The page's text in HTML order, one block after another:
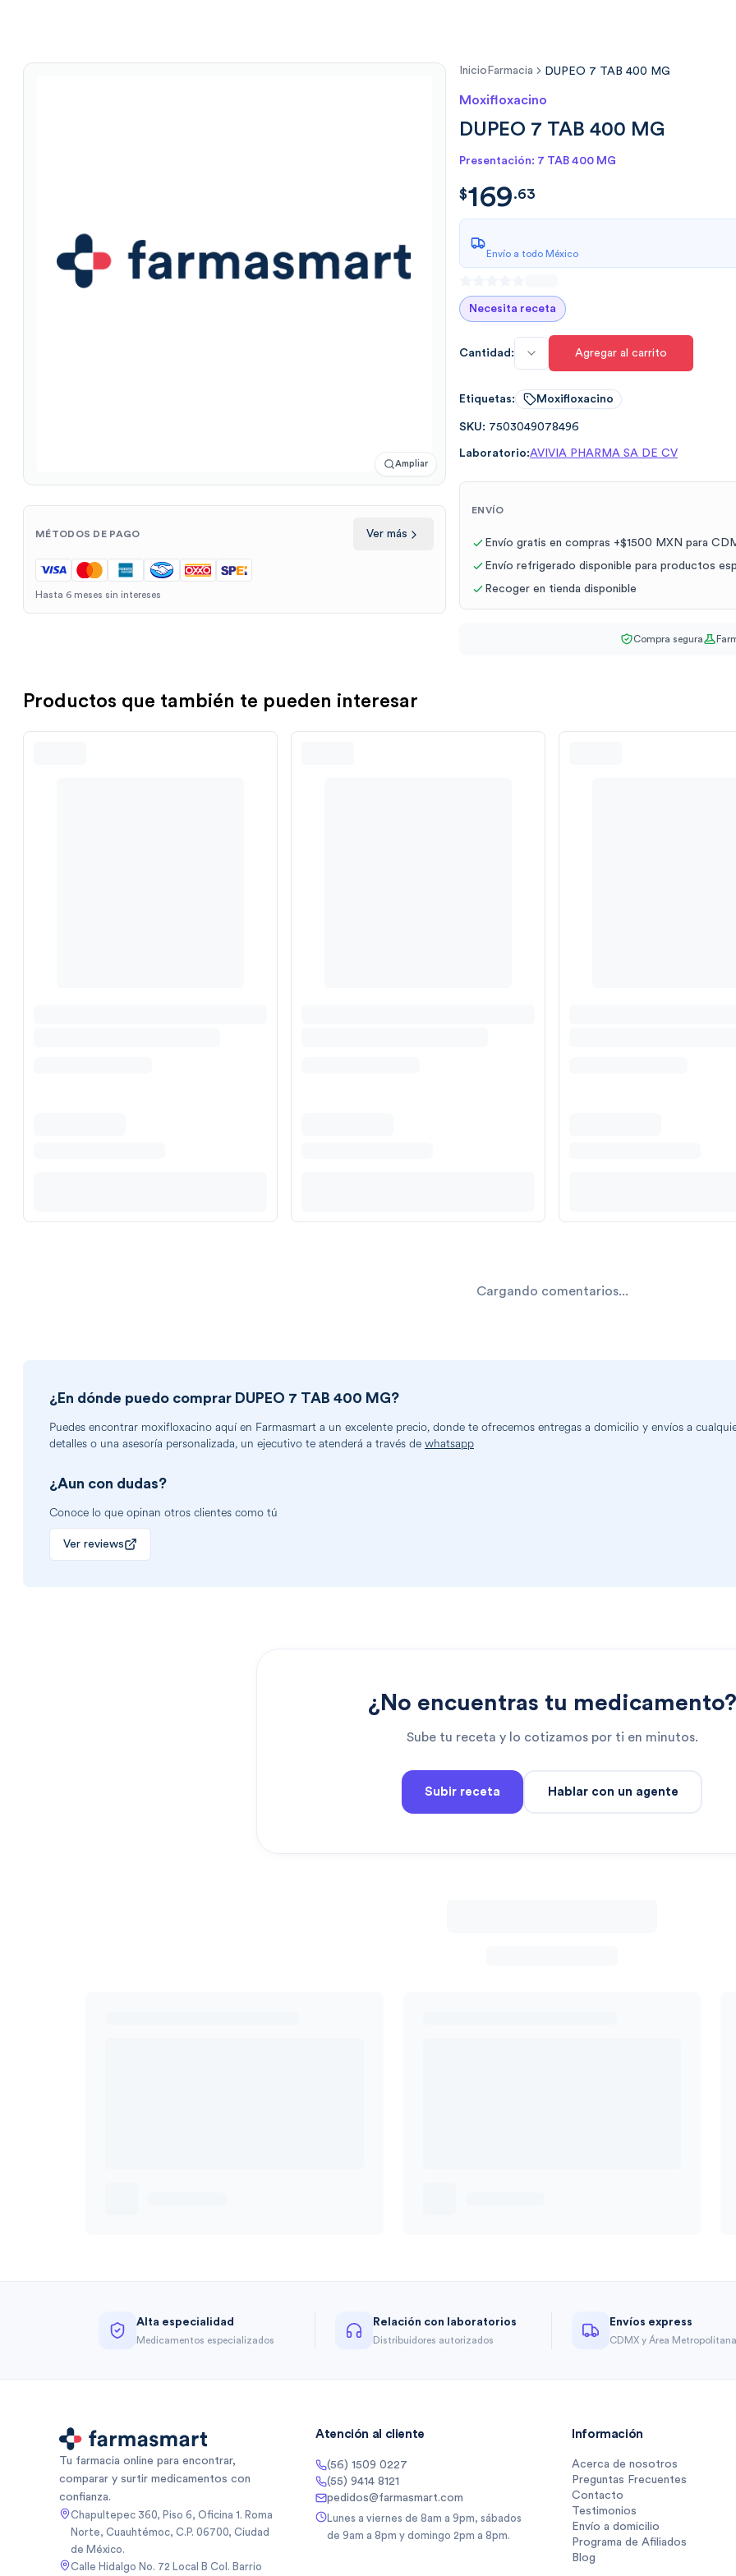
Ampliar
MÉTODOS DE PAGO Ver más
Hasta 6 meses sin intereses
Inicio Farmacia DUPEO 7 TAB 400 MG
Moxifloxacino
DUPEO 7 TAB 400 MG
Presentación: 7 TAB 400 MG
$ 169.63
$169.63
Envío a todo México
Necesita receta
Cantidad: Agregar al carrito
Etiquetas: Moxifloxacino
SKU: 7503049078496
Laboratorio:AVIVIA PHARMA SA DE CV
ENVÍO
Envío gratis en compras +$1500 MXN para
Envío refrigerado disponible para productos
Recoger en tienda disponible
Compra segura
Productos que también te pueden interesar
Cargando comentarios...
¿En dónde puedo comprar DUPEO 7 TAB 400 MG?
Puedes encontrar moxifloxacino aquí en Farmasmart a un excelente precio, donde te ofrecemos entregas a domicilio y envíos a
detalles o una asesoría personalizada, un ejecutivo te atenderá a través de whatsapp
¿Aun con dudas?
Conoce lo que opinan otros clientes como tú
Ver reviews
¿No encuentras tu medicamento?
Sube tu receta y lo cotizamos por ti en minutos.
Subir receta Hablar con un agente
Alta especialidad
Medicamentos especializados
Relación con laboratorios
Distribuidores autorizados
Envíos express
CDMX y Área Metropolitana
Tu farmacia online para encontrar,
comparar y surtir medicamentos con
confianza.
Chapultepec 360, Piso 6, Oficina 1. Roma
Norte, Cuauhtémoc, C.P. 06700, Ciudad
de México.
Calle Hidalgo No. 72 Local B Col. Barrio
Atención al cliente
(56) 1509 0227
(55) 9414 8121
pedidos@farmasmart.com
Lunes a viernes de 8am a 9pm, sábados
de 9am a 8pm y domingo 2pm a 8pm.
Información
Acerca de nosotros
Preguntas Frecuentes
Contacto
Testimonios
Envío a domicilio
Programa de Afiliados
Blog